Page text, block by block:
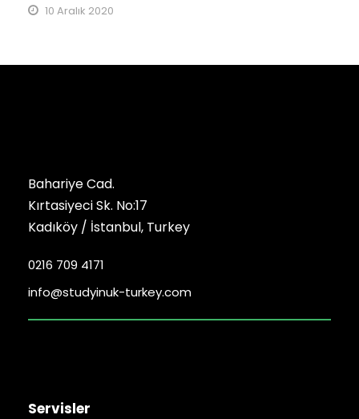
10 Aralık 2020
Bahariye Cad.
Kırtasiyeci Sk. No:17
Kadıköy / İstanbul, Turkey
0216 709 4171
info@studyinuk-turkey.com
Servisler